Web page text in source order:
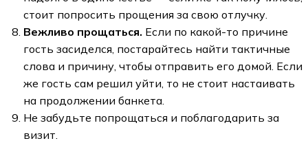
стоит попросить прощения за свою отлучку.
Вежливо прощаться. Если по какой-то причине
гость засиделся, постарайтесь найти тактичные
слова и причину, чтобы отправить его домой. Если
же гость сам решил уйти, то не стоит настаивать
на продолжении банкета.
Не забудьте попрощаться и поблагодарить за
визит.